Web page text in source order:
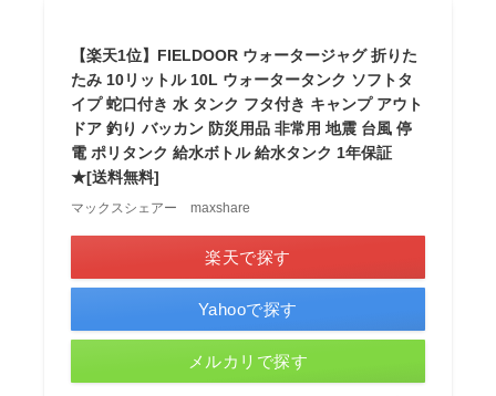
【楽天1位】FIELDOOR ウォータージャグ 折りた
たみ 10リットル 10L ウォータータンク ソフトタ
イプ 蛇口付き 水 タンク フタ付き キャンプ アウト
ドア 釣り バッカン 防災用品 非常用 地震 台風 停
電 ポリタンク 給水ボトル 給水タンク 1年保証
★[送料無料]
マックスシェアー maxshare
楽天で探す
Yahooで探す
メルカリで探す